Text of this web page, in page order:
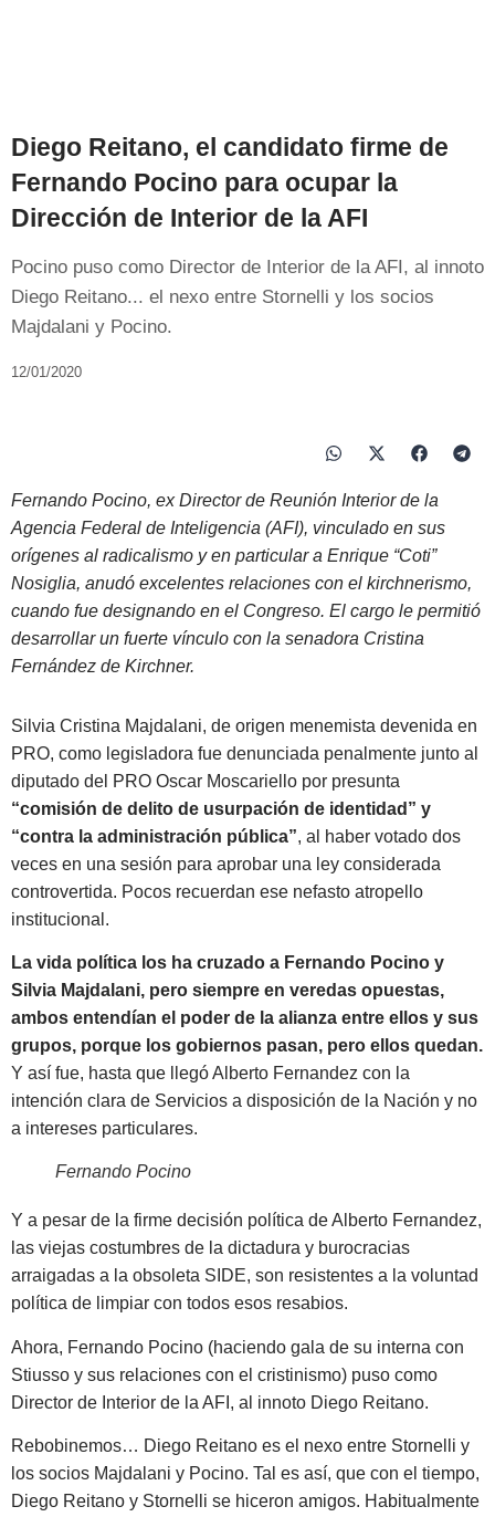
Diego Reitano, el candidato firme de
Fernando Pocino para ocupar la
Dirección de Interior de la AFI
Pocino puso como Director de Interior de la AFI, al innoto
Diego Reitano... el nexo entre Stornelli y los socios
Majdalani y Pocino.
12/01/2020
Fernando Pocino, ex Director de Reunión Interior de la
Agencia Federal de Inteligencia (AFI), vinculado en sus
orígenes al radicalismo y en particular a Enrique “Coti”
Nosiglia, anudó excelentes relaciones con el kirchnerismo,
cuando fue designando en el Congreso. El cargo le permitió
desarrollar un fuerte vínculo con la senadora Cristina
Fernández de Kirchner.
Silvia Cristina Majdalani, de origen menemista devenida en
PRO, como legisladora fue denunciada penalmente junto al
diputado del PRO Oscar Moscariello por presunta
“comisión de delito de usurpación de identidad” y
“contra la administración pública”, al haber votado dos
veces en una sesión para aprobar una ley considerada
controvertida. Pocos recuerdan ese nefasto atropello
institucional.
La vida política los ha cruzado a Fernando Pocino y
Silvia Majdalani, pero siempre en veredas opuestas,
ambos entendían el poder de la alianza entre ellos y sus
grupos, porque los gobiernos pasan, pero ellos quedan.
Y así fue, hasta que llegó Alberto Fernandez con la
intención clara de Servicios a disposición de la Nación y no
a intereses particulares.
Fernando Pocino
Y a pesar de la firme decisión política de Alberto Fernandez,
las viejas costumbres de la dictadura y burocracias
arraigadas a la obsoleta SIDE, son resistentes a la voluntad
política de limpiar con todos esos resabios.
Ahora, Fernando Pocino (haciendo gala de su interna con
Stiusso y sus relaciones con el cristinismo) puso como
Director de Interior de la AFI, al innoto Diego Reitano.
Rebobinemos… Diego Reitano es el nexo entre Stornelli y
los socios Majdalani y Pocino. Tal es así, que con el tiempo,
Diego Reitano y Stornelli se hiceron amigos. Habitualmente